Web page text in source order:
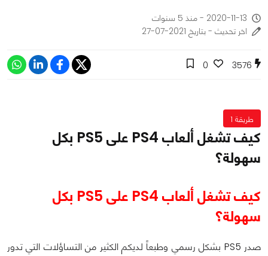
2020-11-13 - منذ 5 سنوات
اخر تحديث - بتاريخ 2021-07-27
3576
0
طريقة 1
كيف تشغل ألعاب PS4 على PS5 بكل
سهولة؟
كيف تشغل ألعاب PS4 على PS5 بكل
سهولة؟
صدر PS5 بشكل رسمي وطبعاً لديكم الكثير من التساؤلات التي تدور